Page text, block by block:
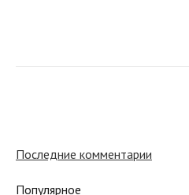
Последние комментарии
Популярное